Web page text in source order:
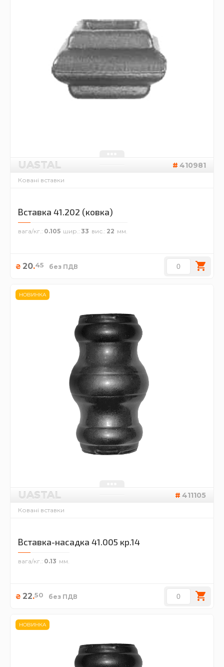
UASTAL 410981
Ковані вставки
Вставка 41.202 (ковка)
вага/кг. 0.105 шир. 33 вис. 22
₴ 20.45 без ПДВ
НОВИНКА
UASTAL 411105
Ковані вставки
Вставка-насадка 41.005 кр.14
вага/кг. 0.13
₴ 22.50 без ПДВ
НОВИНКА